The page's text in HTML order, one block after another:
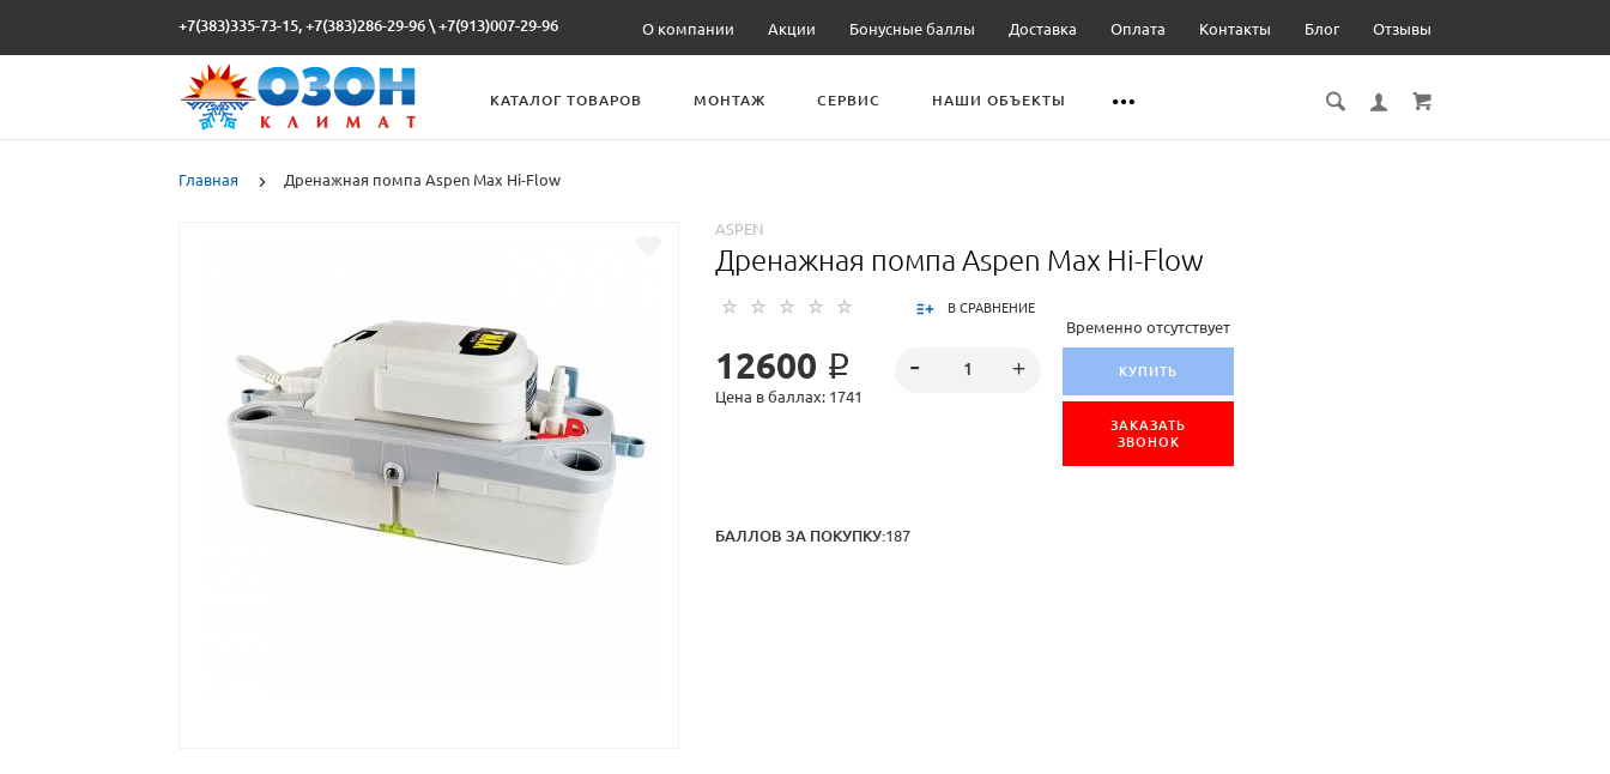
+7(383)335-73-15, +7(383)286-29-96 \+7(913)007-29-96 О компании Акции Бонусные баллы Доставка Оплата Контакты Блог Отзывы
КАТАЛОГ ТОВАРОВ МОНТАЖ СЕРВИС НАШИ ОБЪЕКТЫ
Главная Дренажная помпа Aspen Max Hi-Flow
ASPEN
Дренажная помпа Aspen Max Hi-Flow
В СРАВНЕНИЕ
12600 ₽
Цена в баллах: 1741
Временно отсутствует
КУПИТЬ
ЗАКАЗАТЬ
ЗВОНОК
БАЛЛОВ ЗА ПОКУПКУ:187